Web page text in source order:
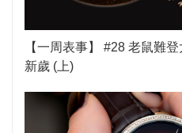
【一周表事】 #28 老鼠難
新歲 (上)